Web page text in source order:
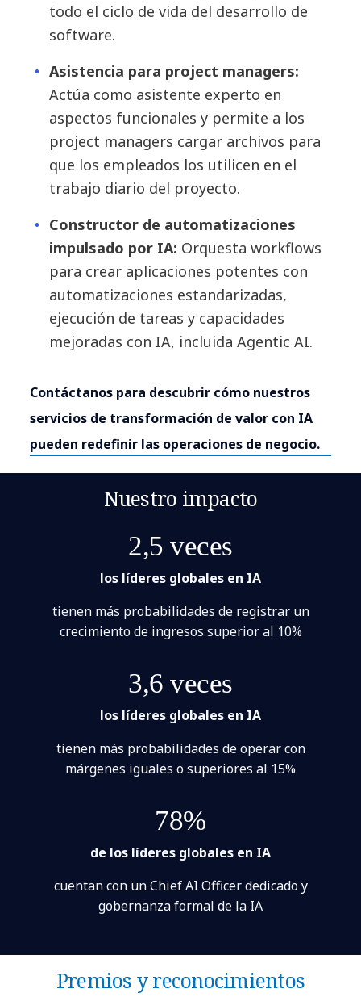
todo el ciclo de vida del desarrollo de
software.
Asistencia para project managers:
Actúa como asistente experto en
aspectos funcionales y permite a los
project managers cargar archivos para
que los empleados los utilicen en el
trabajo diario del proyecto.
Constructor de automatizaciones
impulsado por IA: Orquesta workflows
para crear aplicaciones potentes con
automatizaciones estandarizadas,
ejecución de tareas y capacidades
mejoradas con IA, incluida Agentic AI.
Contáctanos para descubrir cómo nuestros
servicios de transformación de valor con IA
pueden redefinir las operaciones de negocio.
Nuestro impacto
2,5 veces
los líderes globales en IA
tienen más probabilidades de registrar un
crecimiento de ingresos superior al 10%
3,6 veces
los líderes globales en IA
tienen más probabilidades de operar con
márgenes iguales o superiores al 15%
78%
de los líderes globales en IA
cuentan con un Chief AI Officer dedicado y
gobernanza formal de la IA
Premios y reconocimientos